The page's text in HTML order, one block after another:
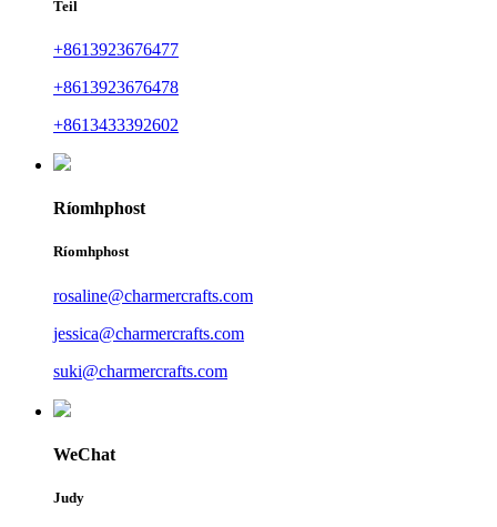
Teil
+8613923676477
+8613923676478
+8613433392602
Ríomhphost
Ríomhphost
rosaline@charmercrafts.com
jessica@charmercrafts.com
suki@charmercrafts.com
WeChat
Judy